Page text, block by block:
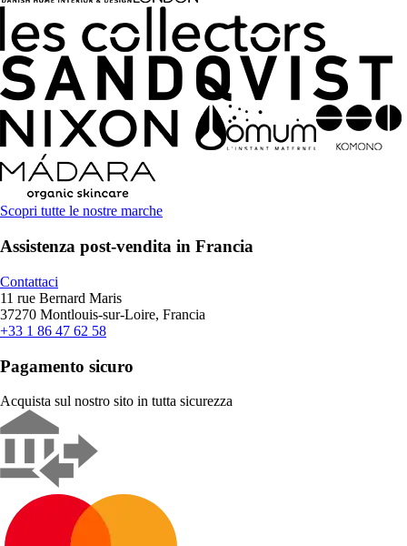
Scopri tutte le nostre marche
Assistenza post-vendita in Francia
Contattaci
11 rue Bernard Maris
37270 Montlouis-sur-Loire, Francia
+33 1 86 47 62 58
Pagamento sicuro
Acquista sul nostro sito in tutta sicurezza